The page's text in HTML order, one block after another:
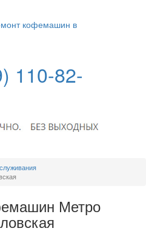
110-82-
Метро